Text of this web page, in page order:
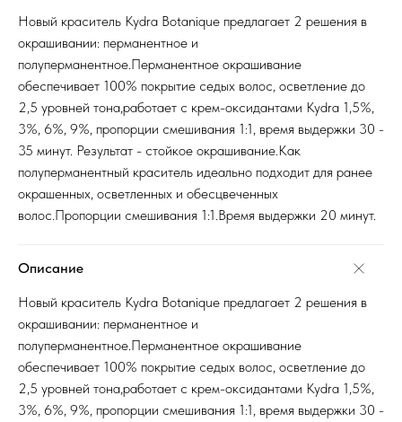
Новый краситель Kydra Botanique предлагает 2 решения в
окрашивании: перманентное и
полуперманентное.Перманентное окрашивание
обеспечивает 100% покрытие седых волос, осветление до
2,5 уровней тона,работает с крем-оксидантами Kydra 1,5%,
3%, 6%, 9%, пропорции смешивания 1:1, время выдержки 30 -
35 минут. Результат - стойкое окрашивание.Как
полуперманентный краситель идеально подходит для ранее
окрашенных, осветленных и обесцвеченных
волос.Пропорции смешивания 1:1.Время выдержки 20 минут.
Описание
Новый краситель Kydra Botanique предлагает 2 решения в
окрашивании: перманентное и
полуперманентное.Перманентное окрашивание
обеспечивает 100% покрытие седых волос, осветление до
2,5 уровней тона,работает с крем-оксидантами Kydra 1,5%,
3%, 6%, 9%, пропорции смешивания 1:1, время выдержки 30 -